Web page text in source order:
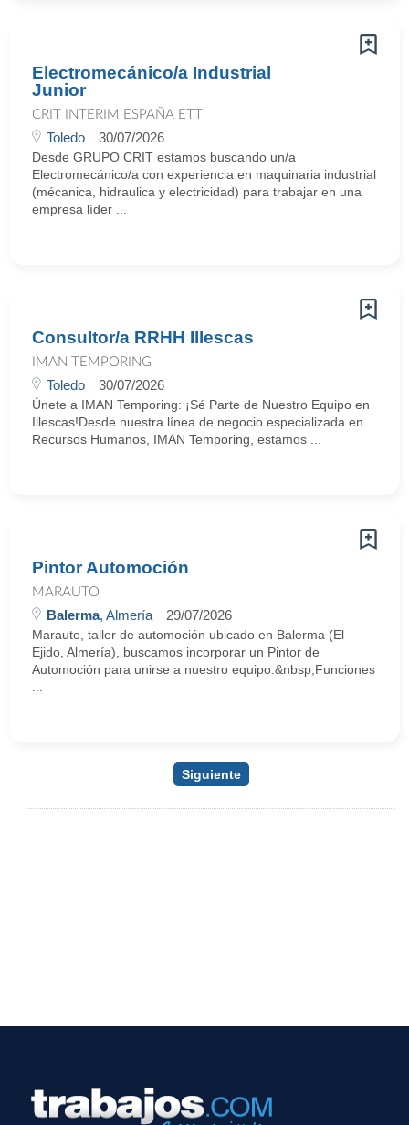
Electromecánico/a Industrial
Junior
CRIT INTERIM ESPAÑA ETT
Toledo 30/07/2026
Desde GRUPO CRIT estamos buscando un/a
Electromecánico/a con experiencia en maquinaria industrial
(mécanica, hidraulica y electricidad) para trabajar en una
empresa líder ...
Consultor/a RRHH Illescas
IMAN TEMPORING
Toledo 30/07/2026
Únete a IMAN Temporing: ¡Sé Parte de Nuestro Equipo en
Illescas!Desde nuestra línea de negocio especializada en
Recursos Humanos, IMAN Temporing, estamos ...
Pintor Automoción
MARAUTO
Balerma, Almería 29/07/2026
Marauto, taller de automoción ubicado en Balerma (El
Ejido, Almería), buscamos incorporar un Pintor de
Automoción para unirse a nuestro equipo.&nbsp;Funciones
Siguiente